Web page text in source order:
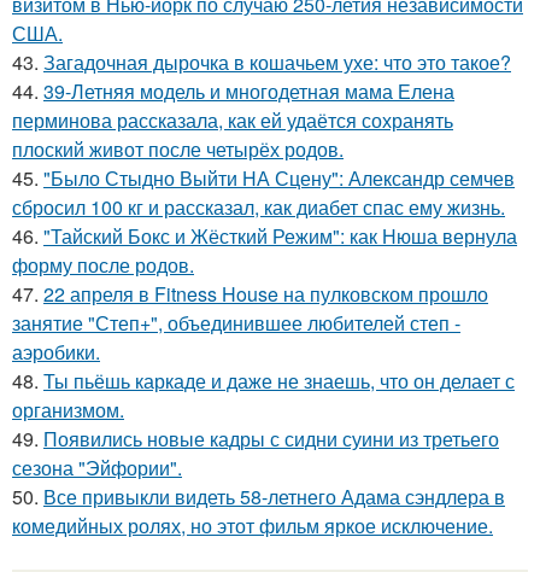
США.
43. Загадочная дырочка в кошачьем ухе: что это такое?
44. 39-Летняя модель и многодетная мама Елена
перминова рассказала, как ей удаётся сохранять
плоский живот после четырёх родов.
45. "Было Стыдно Выйти НА Сцену": Александр семчев
сбросил 100 кг и рассказал, как диабет спас ему жизнь.
46. "Тайский Бокс и Жёсткий Режим": как Нюша вернула
форму после родов.
47. 22 апреля в Fitness House на пулковском прошло
занятие "Степ+", объединившее любителей степ -
аэробики.
48. Ты пьёшь каркаде и даже не знаешь, что он делает с
организмом.
49. Появились новые кадры с сидни суини из третьего
сезона "Эйфории".
50. Все привыкли видеть 58-летнего Адама сэндлера в
комедийных ролях, но этот фильм яркое исключение.